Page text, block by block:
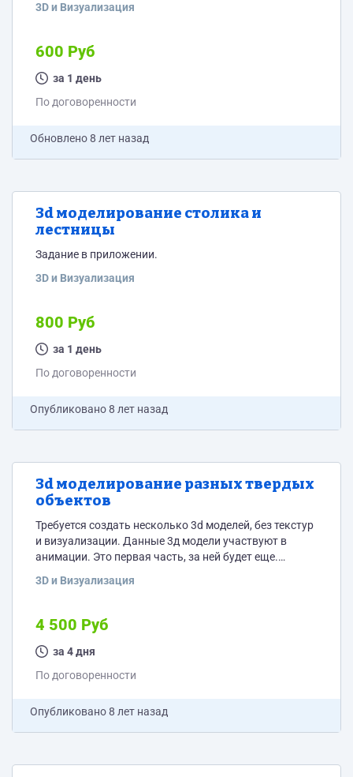
3D и Визуализация
600 Руб
за 1 день
По договоренности
Обновлено8 лет назад
3d моделирование столика и
лестницы
Задание в приложении.
3D и Визуализация
800 Руб
за 1 день
По договоренности
Опубликовано8 лет назад
3d моделирование разных твердых
объектов
Требуется создать несколько 3d моделей, без текстур
и визуализации. Данные 3д модели участвуют в
анимации. Это первая часть, за ней будет еще.
фотографий. Идеальное совпадение не требуется.
3D и Визуализация
4 500 Руб
за 4 дня
По договоренности
Опубликовано8 лет назад